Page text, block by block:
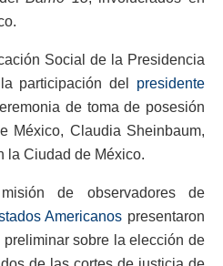
Social de la Presidencia
participación del presidente
de toma de posesión
México, Claudia Sheinbaum,
la Ciudad de México.
de observadores de
Americanos presentaron
sobre la elección de